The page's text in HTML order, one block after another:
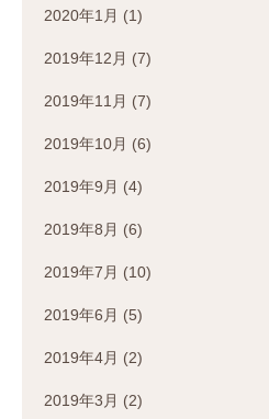
2020年1月 (1)
2019年12月 (7)
2019年11月 (7)
2019年10月 (6)
2019年9月 (4)
2019年8月 (6)
2019年7月 (10)
2019年6月 (5)
2019年4月 (2)
2019年3月 (2)